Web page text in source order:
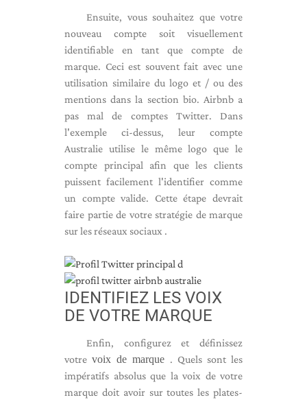
Ensuite, vous souhaitez que votre
nouveau compte soit visuellement
identifiable en tant que compte de
marque. Ceci est souvent fait avec une
utilisation similaire du logo et / ou des
mentions dans la section bio. Airbnb a
pas mal de comptes Twitter. Dans
l'exemple ci-dessus, leur compte
Australie utilise le même logo que le
compte principal afin que les clients
puissent facilement l'identifier comme
un compte valide. Cette étape devrait
faire partie de votre stratégie de marque
sur les réseaux sociaux .
IDENTIFIEZ LES VOIX
DE VOTRE MARQUE
Enfin, configurez et définissez
votrevoix de marque . Quels sont les
impératifs absolus que la voix de votre
marque doit avoir sur toutes les plates-